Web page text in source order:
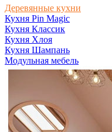
Деревянные кухни
Кухня Pin Magic
Кухня Классик
Кухня Хлоя
Кухня Шампань
Модульная мебель